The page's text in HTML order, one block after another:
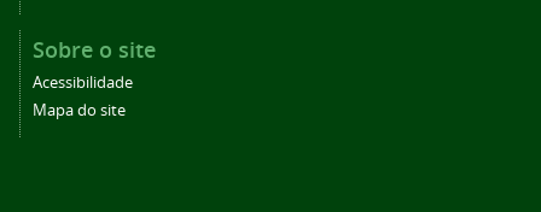
Sobre o site
Acessibilidade
Mapa do site